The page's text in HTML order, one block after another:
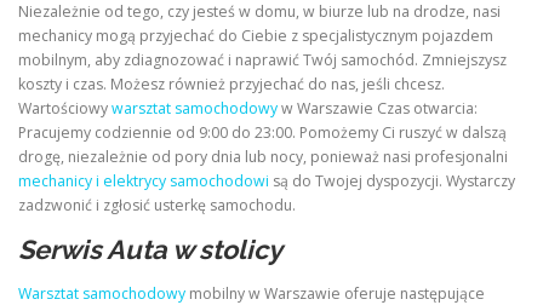
Niezależnie od tego, czy jesteś w domu, w biurze lub na drodze, nasi
mechanicy mogą przyjechać do Ciebie z specjalistycznym pojazdem
mobilnym, aby zdiagnozować i naprawić Twój samochód. Zmniejszysz
koszty i czas. Możesz również przyjechać do nas, jeśli chcesz.
Wartościowywarsztat samochodowyw Warszawie Czas otwarcia:
Pracujemy codziennie od 9:00 do 23:00. Pomożemy Ci ruszyć w dalszą
drogę, niezależnie od pory dnia lub nocy, ponieważ nasi profesjonalni
mechanicy i elektrycy samochodowi są do Twojej dyspozycji. Wystarczy
zadzwonić i zgłosić usterkę samochodu.
Serwis Auta w stolicy
Warsztat samochodowy mobilny w Warszawie oferuje następujące